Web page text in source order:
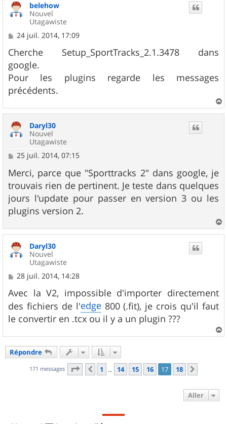
belehow
Nouvel
Utagawiste
M
s
s
a
g
e
24 juil. 2014, 17:09
Cherche Setup_SportTracks_2.1.3478 dans
google.
Pour les plugins regarde les messages
précédents.
a
Daryl30
Nouvel
Utagawiste
M
s
s
a
g
e
25 juil. 2014, 07:15
Merci, parce que "Sporttracks 2" dans google, je
trouvais rien de pertinent. Je teste dans quelques
jours l'update pour passer en version 3 ou les
plugins version 2.
a
Daryl30
Nouvel
Utagawiste
M
s
s
a
g
e
28 juil. 2014, 14:28
Avec la V2, impossible d'importer directement
des fichiers de l'edge800 (.fit), je crois qu'il faut
le convertir en .tcx ou il y a un plugin ???
a
Répondre
171 messages Page 17 sur18
Précédent
1 … 14 15 16 17 18
Aller